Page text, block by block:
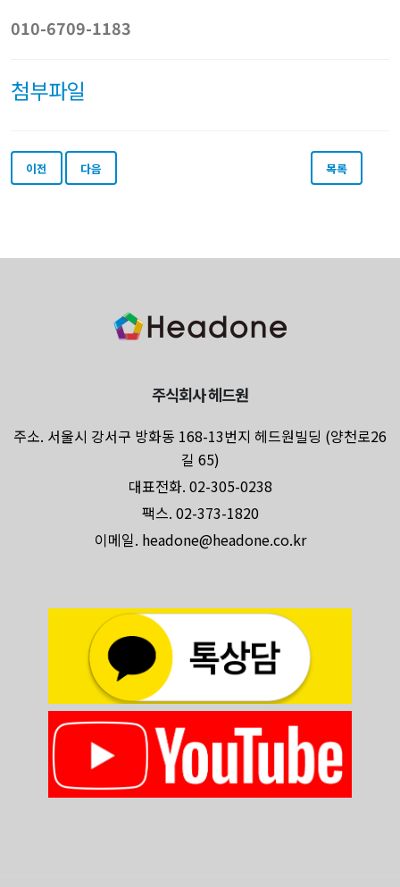
010-6709-1183
첨부파일
이전 다음 목록
주식회사 헤드원
주소. 서울시 강서구 방화동 168-13번지 헤드원빌딩 (양천로26
길 65)
대표전화. 02-305-0238
팩스. 02-373-1820
이메일. headone@headone.co.kr